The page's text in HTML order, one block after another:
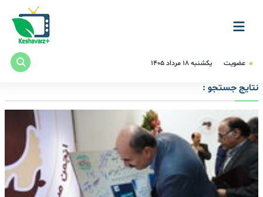
عضویت یکشنبه ۱۸ مرداد ۱۴۰۵
نتایج جستجو :